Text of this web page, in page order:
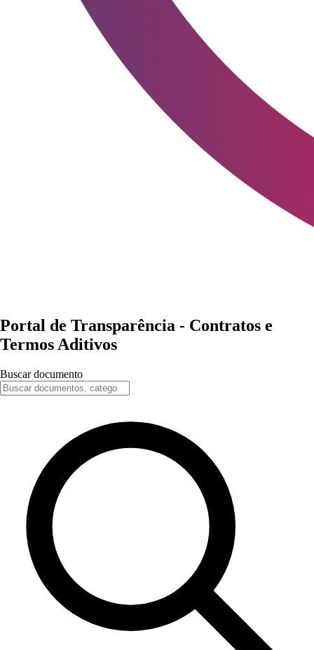
Portal de Transparência - Contratos e
Termos Aditivos
Buscar documento